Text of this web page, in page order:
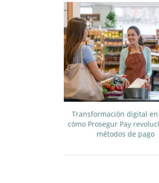
Transformación digital
cómo Prosegur Pay
métodos de pago